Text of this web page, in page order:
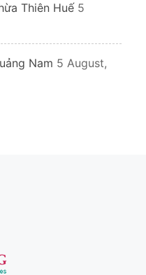
Thiên Huế 5
Nam 5 August,